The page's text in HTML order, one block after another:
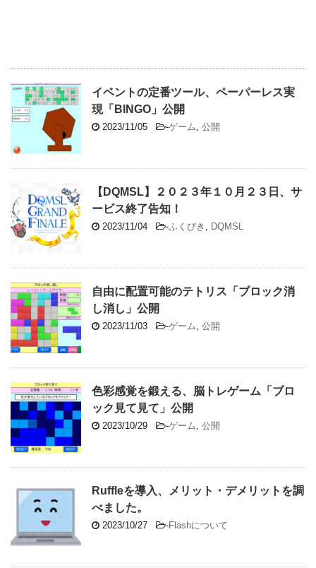
イベントの定番ツール、ペーパーレス実
現「BINGO」公開
2023/11/05 -ゲーム 公開
【DQMSL】２０２３年１０月２３日、サ
ービス終了告知！
2023/11/04 -ふくびき DQMSL
自由に配置可能のテトリス「ブロック消
し消し」公開
2023/11/03 -ゲーム 公開
色彩感覚を鍛える、脳トレゲーム「ブロ
ック見て見て」公開
2023/10/29 -ゲーム 公開
Ruffleを導入、メリット・デメリットを調
べました。
2023/10/27 -Flashについて